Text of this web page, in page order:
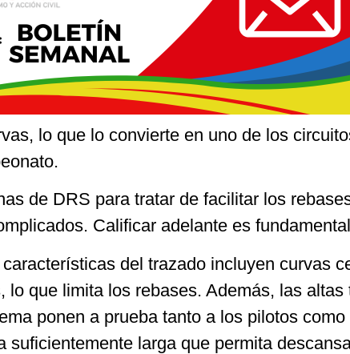
lo que lo convierte en uno de los
de DRS para tratar de facilitar los
Calificar adelante es
del trazado incluyen curvas
lo que limita los rebases. Además, las altas
ponen a prueba tanto a los pilotos
suficientemente larga que permita